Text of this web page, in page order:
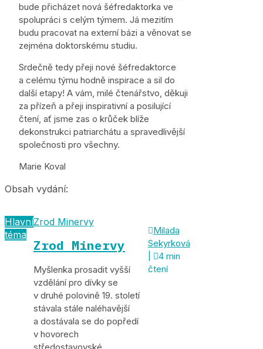
bude přicházet nová šéfredaktorka ve
spolupráci s celým týmem. Já mezitím
budu pracovat na externí bázi a věnovat se
zejména doktorskému studiu.
Srdečně tedy přeji nové šéfredaktorce
a celému týmu hodně inspirace a sil do
další etapy! A vám, milé čtenářstvo, děkuji
za přízeň a přeji inspirativní a posilující
čtení, ať jsme zas o krůček blíže
dekonstrukci patriarchátu a spravedlivější
společnosti pro všechny.
Marie Koval
Obsah vydání:
Hlavní
téma
Zrod Minervy
Zrod Minervy
Myšlenka prosadit vyšší
vzdělání pro dívky se
v druhé polovině 19. století
stávala stále naléhavější
a dostávala se do popředí
v hovorech
středostavovské
Milada
Sekyrková
4 min
čtení